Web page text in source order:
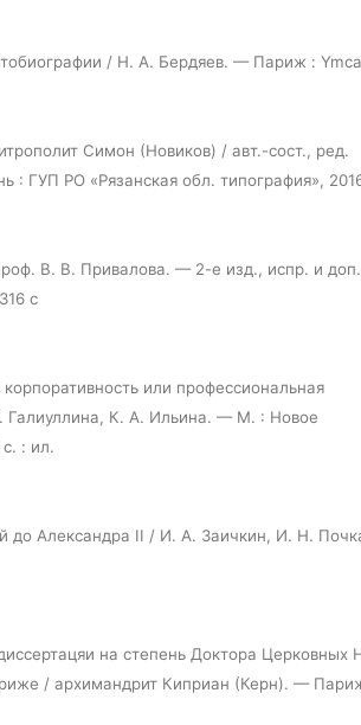
/ Н. А. Бердяев. — Париж :
Симон (Новиков) / авт.-сост., ред.
: ГУП РО «Рязанская обл. типография»,
В. В. Привалова. — 2-е изд., испр. и
с
или профессиональная
Галиуллина, К. А. Ильина. — М. : Новое
: ил.
до Александра II / И. А. Заичкин, И. Н.
на степень Доктора Церковных
/ архимандрит Киприан (Керн). —